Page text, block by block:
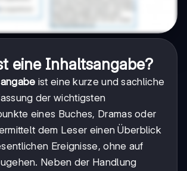
eine Inhaltsangabe?
ist eine kurze und sachliche
der wichtigsten
eines Buches, Dramas oder
dem Leser einen Überblick
Ereignisse, ohne auf
Neben der Handlung